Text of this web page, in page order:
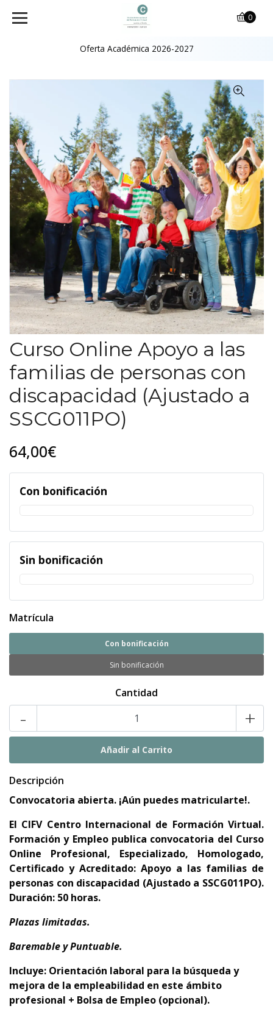
Oferta Académica 2026-2027
0
Curso Online Apoyo a las
familias de personas con
discapacidad (Ajustado a
SSCG011PO)
64,00€
Con bonificación
Sin bonificación
Matrícula
Con bonificación
Sin bonificación
Cantidad
- +
Descripción
Convocatoria abierta. ¡Aún puedes matricularte!.
El CIFV Centro Internacional de Formación Virtual.
Formación y Empleo publica convocatoria del Curso
Online Profesional, Especializado, Homologado,
Certificado y Acreditado: Apoyo a las familias de
personas con discapacidad (Ajustado a SSCG011PO).
Duración: 50 horas.
Plazas limitadas.
Baremable y Puntuable.
Incluye: Orientación laboral para la búsqueda y
mejora de la empleabilidad en este ámbito
profesional + Bolsa de Empleo (opcional).